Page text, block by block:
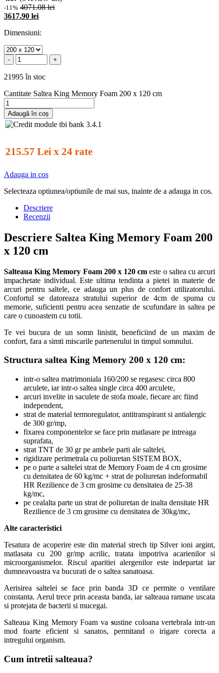
-11% 4071.08 lei
3617.90 lei
Dimensiuni:
- +
21995 în stoc
Cantitate Saltea King Memory Foam 200 x 120 cm
Adaugă în coș
215.57 Lei x 24 rate
Adauga in cos
Selecteaza optiunea/optiunile de mai sus, inainte de a adauga in cos.
Descriere
Recenzii
Descriere Saltea King Memory Foam 200
x 120 cm
Salteaua King Memory Foam 200 x 120 cmeste o saltea cu arcuri
impachetate individual. Este ultima tendinta a pietei in materie de
arcuri pentru saltele, ce adauga un plus de confort utilizatorului.
Confortul se datoreaza stratului superior de 4cm de spuma cu
memorie, suficienti pentru acea senzatie de scufundare in saltea pe
care o cunoastem cu totii.
Te vei bucura de un somn linistit, beneficiind de un maxim de
confort, fara a simti miscarile partenerului in timpul somnului.
Structura saltea King Memory 200 x 120 cm:
intr-o saltea matrimoniala 160/200 se regasesc circa 800
arculete, iar intr-o saltea single circa 400 arculete,
arcuri invelite in saculete de stofa moale, fiecare arc fiind
independent,
strat de material termoregulator, antitranspirant si antialergic
de 300 gr/mp,
fixarea componentelor se face prin matlasare pe intreaga
suprafata,
strat TNT de 30 gr pe ambele parti ale saltelei,
rigidizare perimetrala cu poliuretan SISTEM BOX,
pe o parte a saltelei strat de Memory Foam de 4 cm grosime
cu densitatea de 60 kg/mc + strat de poliuretan indeformabil
HR Rezilience de 3 cm grosime cu densitatea de 25-38
kg/mc,
pe cealalta parte un strat de poliuretan de inalta densitate HR
Rezilience de 3 cm grosime cu densitatea de 30kg/mc,
Alte caracteristici
Tesatura de acoperire este din material strech tip Silver ioni argint,
matlasata cu 200 gr/mp acrilic, tratata impotriva acarienilor si
microorganismelor. Riscul aparitiei alergenilor este indepartat iar
dumneavoastra va bucurati de o saltea sanatoasa.
Aerisirea saltelei se face prin banda 3D ce permite o ventilare
constanta. Aerul trece prin aceasta banda, iar salteaua ramane uscata
si protejata de bacterii si mucegai.
Salteaua King Memory Foam va sustine coloana vertebrala intr-un
mod foarte eficient si sanatos, permitand o irigare corecta a
intregului organism.
Cum intretii salteaua?